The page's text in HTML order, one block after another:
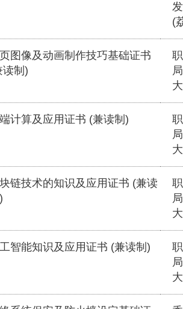
(
图像及动画制作技巧基础证书
读制)
计算及应用证书 (兼读制)
链技术的知识及应用证书 (兼读
智能知识及应用证书 (兼读制)